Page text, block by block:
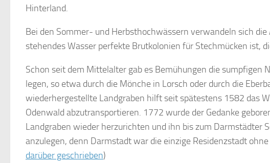
Hinterland.
Bei den Sommer- und Herbsthochwässern verwandeln sich
stehendes Wasser perfekte Brutkolonien für Stechmücken ist,
Schon seit dem Mittelalter gab es Bemühungen die sumpfigen
legen, so etwa durch die Mönche in Lorsch oder durch die
wiederhergestellte Landgraben hilft seit spätestens 1582 das
Odenwald abzutransportieren. 1772 wurde der Gedanke
Landgraben wieder herzurichten und ihn bis zum Darmstädter
anzulegen, denn Darmstadt war die einzige Residenzstadt
darüber geschrieben)